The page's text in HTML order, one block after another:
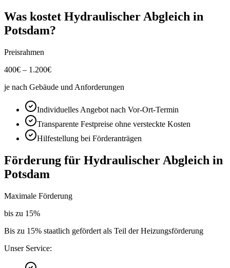
Was kostet Hydraulischer Abgleich in
Potsdam?
Preisrahmen
400€ – 1.200€
je nach Gebäude und Anforderungen
Individuelles Angebot nach Vor-Ort-Termin
Transparente Festpreise ohne versteckte Kosten
Hilfestellung bei Förderanträgen
Förderung für Hydraulischer Abgleich in
Potsdam
Maximale Förderung
bis zu 15%
Bis zu 15% staatlich gefördert als Teil der Heizungsförderung
Unser Service: